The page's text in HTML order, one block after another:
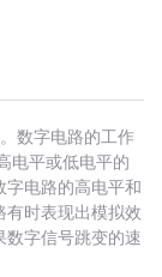
数字电路的工作
电平或低电平的
字电路的高电平和
有时表现出模拟效
数字信号跳变的速